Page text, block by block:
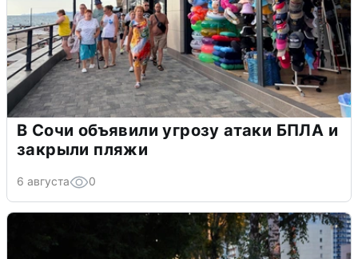
В Сочи объявили угрозу атаки БПЛА и
закрыли пляжи
6 августа 0